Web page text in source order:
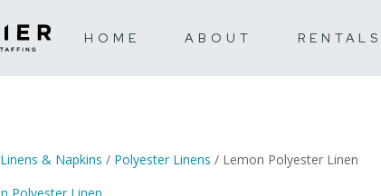
HOME ABOUT RENTALS
Linens & Napkins / Polyester Linens / Lemon Polyester Linen